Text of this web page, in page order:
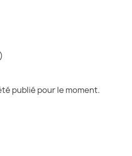
publié pour le moment.